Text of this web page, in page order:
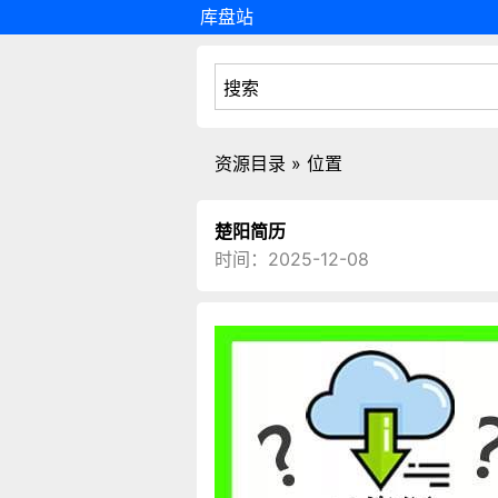
库盘站
资源目录 » 位置
楚阳简历
时间：2025-12-08